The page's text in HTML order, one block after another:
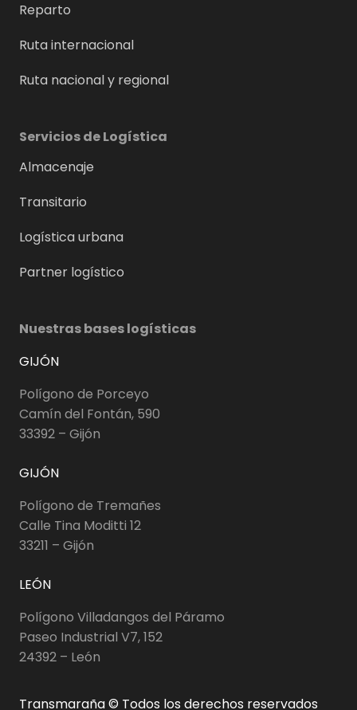
Reparto
Ruta internacional
Ruta nacional y regional
Servicios de Logística
Almacenaje
Transitario
Logística urbana
Partner logístico
Nuestras bases logísticas
GIJÓN
Polígono de Porceyo
Camín del Fontán, 590
33392 – Gijón
GIJÓN
Polígono de Tremañes
Calle Tina Moditti 12
33211 – Gijón
LEÓN
Polígono Villadangos del Páramo
Paseo Industrial V7, 152
24392 – León
Transmaraña © Todos los derechos reservados